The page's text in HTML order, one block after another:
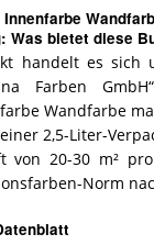
Was bietet diese
handelt es sich
Farben
Wandfarbe
2,5-Liter-
von 20-30 m²
Norm